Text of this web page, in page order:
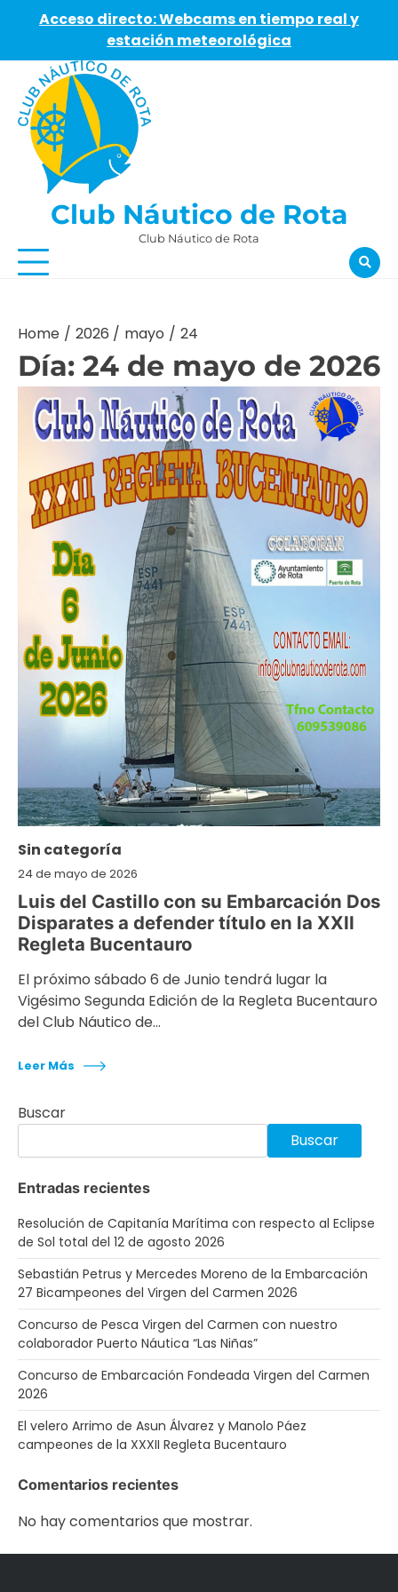
Acceso directo: Webcams en tiempo real y
estación meteorológica
content
Club Náutico de Rota
Club Náutico de Rota
Home 2026 mayo 24
Día: 24 de mayo de 2026
Sin categoría
24 de mayo de 2026
Luis del Castillo con su Embarcación Dos
Disparates a defender título en la XXII
Regleta Bucentauro
El próximo sábado 6 de Junio tendrá lugar la
Vigésimo Segunda Edición de la Regleta Bucentauro
del Club Náutico de…
Leer Más
Buscar
Buscar
Entradas recientes
Resolución de Capitanía Marítima con respecto al Eclipse
de Sol total del 12 de agosto 2026
Sebastián Petrus y Mercedes Moreno de la Embarcación
27 Bicampeones del Virgen del Carmen 2026
Concurso de Pesca Virgen del Carmen con nuestro
colaborador Puerto Náutica “Las Niñas”
Concurso de Embarcación Fondeada Virgen del Carmen
2026
El velero Arrimo de Asun Álvarez y Manolo Páez
campeones de la XXXII Regleta Bucentauro
Comentarios recientes
No hay comentarios que mostrar.